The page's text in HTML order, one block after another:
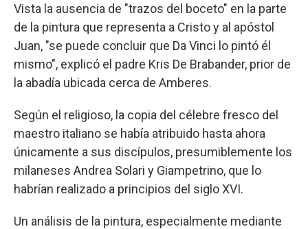
Vista la ausencia de "trazos del boceto" en la parte
de la pintura que representa a Cristo y al apóstol
Juan, "se puede concluir que Da Vinci lo pintó él
mismo", explicó el padre Kris De Brabander, prior de
la abadía ubicada cerca de Amberes.
Según el religioso, la copia del célebre fresco del
maestro italiano se había atribuido hasta ahora
únicamente a sus discípulos, presumiblemente los
milaneses Andrea Solari y Giampetrino, que lo
habrían realizado a principios del siglo XVI.
Un análisis de la pintura, especialmente mediante